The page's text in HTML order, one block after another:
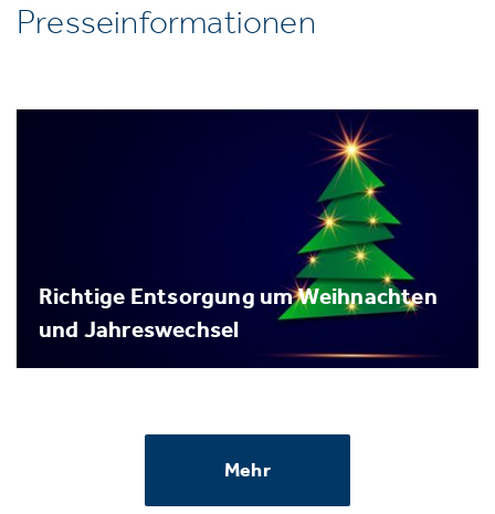
Presseinformationen
Richtige Entsorgung um Weihnachten
und Jahreswechsel
Mehr